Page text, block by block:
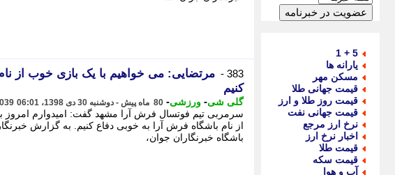
5 + 1
یارانه ها
مسکن مهر
قیمت جهانی طلا
قیمت روز طلا و ارز
قیمت جهانی نفت
نرخ ارز مرجع
اخبار نرخ ارز
قیمت طلا
قیمت سکه
آب و هوا
383 -
مرتضایی: می خواهیم با یک بازی خوب از
کنیم
گلی شی- ورزشی- 80 ماه پیش - دوشنبه 30 دی 1398، 06:01
سرمربی تیم فوتسال فرش آرا مشهد گفت: امیدوارم امروز با
از نام باشگاه فرش آرا به خوبی دفاع کنیم. به گزارش
باشگاه خبرنگاران جوان،